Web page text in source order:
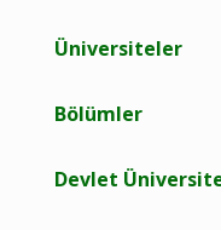
Üniversiteler
Bölümler
Devlet